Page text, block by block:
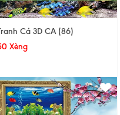
Cá 3D CA (86)
Xèng